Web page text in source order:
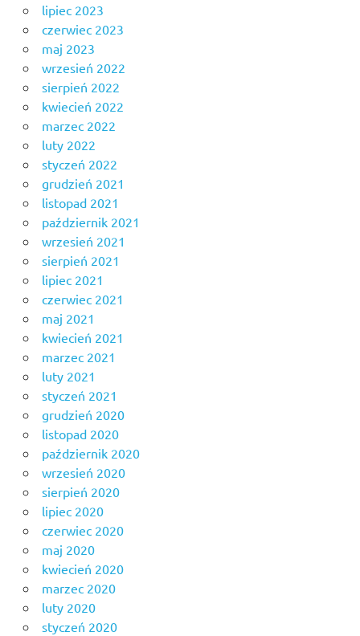
lipiec 2023
czerwiec 2023
maj 2023
wrzesień 2022
sierpień 2022
kwiecień 2022
marzec 2022
luty 2022
styczeń 2022
grudzień 2021
listopad 2021
październik 2021
wrzesień 2021
sierpień 2021
lipiec 2021
czerwiec 2021
maj 2021
kwiecień 2021
marzec 2021
luty 2021
styczeń 2021
grudzień 2020
listopad 2020
październik 2020
wrzesień 2020
sierpień 2020
lipiec 2020
czerwiec 2020
maj 2020
kwiecień 2020
marzec 2020
luty 2020
styczeń 2020